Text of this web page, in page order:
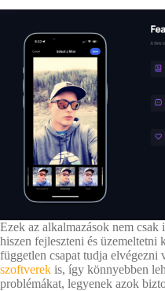
Ezek az alkalmazások nem
hiszen fejleszteni és üzemeltetni
független csapat tudja elvégezni
szoftverek is, így könnyebben
problémákat, legyenek azok